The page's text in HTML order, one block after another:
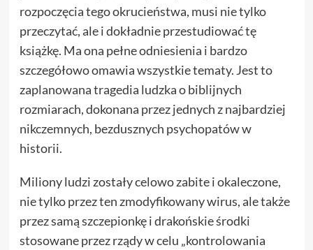
rozpoczęcia tego okrucieństwa, musi nie tylko
przeczytać, ale i dokładnie przestudiować tę
książkę. Ma ona pełne odniesienia i bardzo
szczegółowo omawia wszystkie tematy. Jest to
zaplanowana tragedia ludzka o biblijnych
rozmiarach, dokonana przez jednych z najbardziej
nikczemnych, bezdusznych psychopatów w
historii.
Miliony ludzi zostały celowo zabite i okaleczone,
nie tylko przez ten zmodyfikowany wirus, ale także
przez samą szczepionkę i drakońskie środki
stosowane przez rządy w celu „kontrolowania